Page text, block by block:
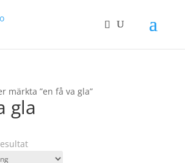
märkta ”en få va gla”
gla